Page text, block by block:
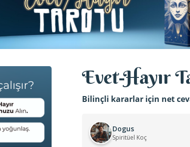
Evet-Hayır
Bilinçli kararlar için net
Dogus
Spiritüel Koç